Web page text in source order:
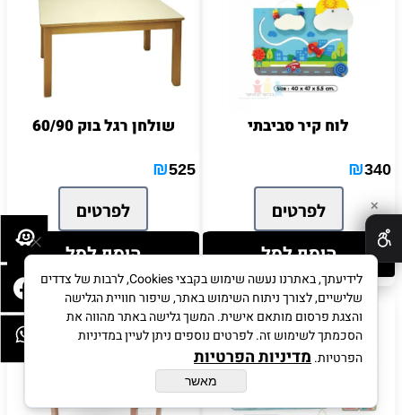
לוח קיר סביבתי
₪340
לפרטים
הוסף לסל
שולחן רגל בוק 60/90
₪525
לפרטים
הוסף לסל
✕
לידיעתך, באתרנו נעשה שימוש בקבצי Cookies, לרבות של צדדים
שלישיים, לצורך ניתוח השימוש באתר, שיפור חוויית הגלישה
והצגת פרסום מותאם אישית. המשך גלישה באתר מהווה את
הסכמתך לשימוש זה. לפרטים נוספים ניתן לעיין במדיניות
הפרטיות.מדיניות הפרטיות
מאשר